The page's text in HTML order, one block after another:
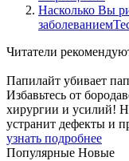
Насколько Вы
Читатели
Папилайт убивает
Избавьтесь от
хирургии и усилий!
устранит дефекты и
узнать подробнее
Популярные Новые